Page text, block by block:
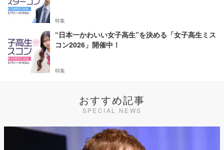
特集
“日本一かわいい女子高生”を決める「女子高生ミス
コン2026」開催中！
特集
おすすめ記事
SPECIAL NEWS